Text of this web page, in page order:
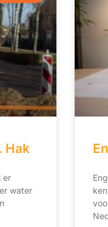
Hak
er
water